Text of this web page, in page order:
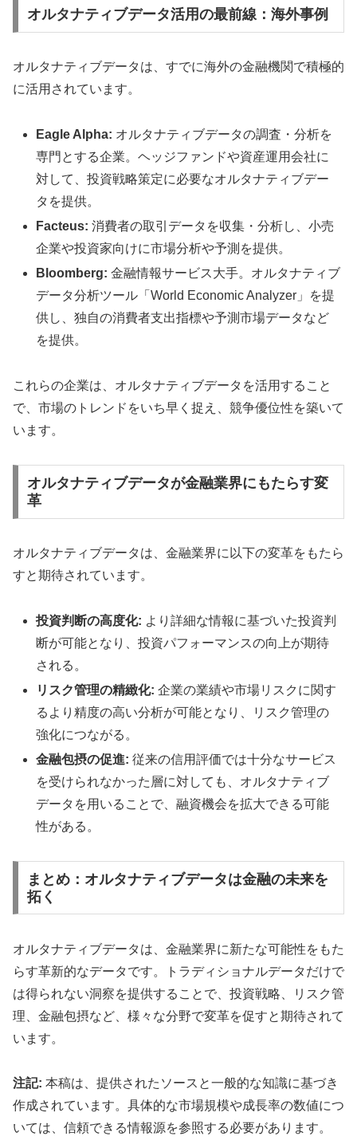
オルタナティブデータ活用の最前線：海外事例
オルタナティブデータは、すでに海外の金融機関で積極的
に活用されています。
Eagle Alpha: オルタナティブデータの調査・分析を
専門とする企業。ヘッジファンドや資産運用会社に
対して、投資戦略策定に必要なオルタナティブデー
タを提供。
Facteus: 消費者の取引データを収集・分析し、小売
企業や投資家向けに市場分析や予測を提供。
Bloomberg: 金融情報サービス大手。オルタナティブ
データ分析ツール「World Economic Analyzer」を提
供し、独自の消費者支出指標や予測市場データなど
を提供。
これらの企業は、オルタナティブデータを活用すること
で、市場のトレンドをいち早く捉え、競争優位性を築いて
います。
オルタナティブデータが金融業界にもたらす変
革
オルタナティブデータは、金融業界に以下の変革をもたら
すと期待されています。
投資判断の高度化: より詳細な情報に基づいた投資判
断が可能となり、投資パフォーマンスの向上が期待
される。
リスク管理の精緻化: 企業の業績や市場リスクに関す
るより精度の高い分析が可能となり、リスク管理の
強化につながる。
金融包摂の促進: 従来の信用評価では十分なサービス
を受けられなかった層に対しても、オルタナティブ
データを用いることで、融資機会を拡大できる可能
性がある。
まとめ：オルタナティブデータは金融の未来を
拓く
オルタナティブデータは、金融業界に新たな可能性をもた
らす革新的なデータです。トラディショナルデータだけで
は得られない洞察を提供することで、投資戦略、リスク管
理、金融包摂など、様々な分野で変革を促すと期待されて
います。
注記: 本稿は、提供されたソースと一般的な知識に基づき
作成されています。具体的な市場規模や成長率の数値につ
いては、信頼できる情報源を参照する必要があります。